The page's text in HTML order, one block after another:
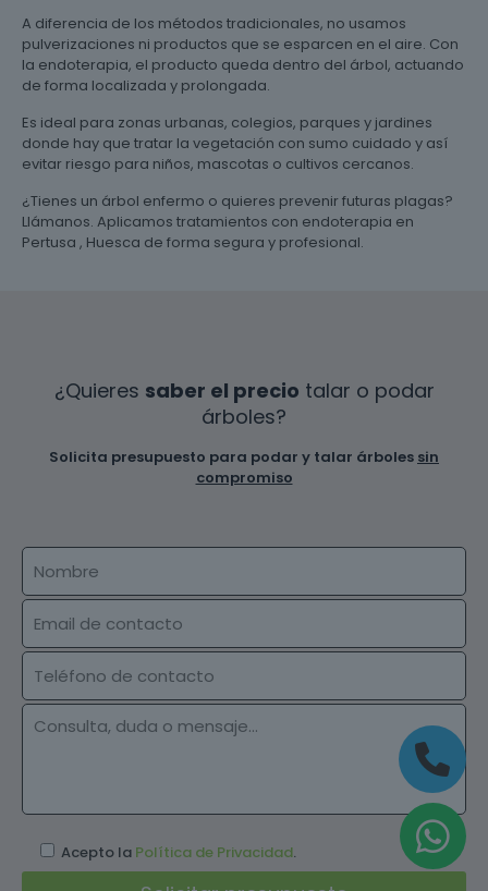
A diferencia de los métodos tradicionales, no usamos
pulverizaciones ni productos que se esparcen en el aire. Con
la endoterapia, el producto queda dentro del árbol, actuando
de forma localizada y prolongada.
Es ideal para zonas urbanas, colegios, parques y jardines
donde hay que tratar la vegetación con sumo cuidado y así
evitar riesgo para niños, mascotas o cultivos cercanos.
¿Tienes un árbol enfermo o quieres prevenir futuras plagas?
Llámanos. Aplicamos tratamientos con endoterapia en
Pertusa , Huesca de forma segura y profesional.
¿Quieres saber el precio talar o podar
árboles?
Solicita presupuesto para podar y talar árboles sin
compromiso
Acepto la Política de Privacidad.